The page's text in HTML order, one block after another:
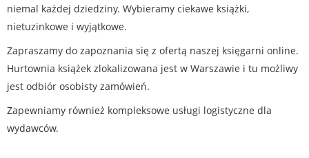
niemal każdej dziedziny. Wybieramy ciekawe książki,
nietuzinkowe i wyjątkowe.
Zapraszamy do zapoznania się z ofertą naszej księgarni online.
Hurtownia książek zlokalizowana jest w Warszawie i tu możliwy
jest odbiór osobisty zamówień.
Zapewniamy również kompleksowe usługi logistyczne dla
wydawców.